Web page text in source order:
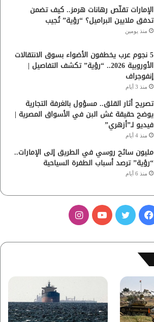
الإمارات تقلّص رهانات هرمز.. كيف تضمن
تدفق ملايين البراميل؟ “رؤية” تُجيب
منذ يومين
5 نجوم عرب يخطفون الأضواء بسوق الانتقالات
الأوروبية 2026.. “رؤية” تكشف التفاصيل |
إنفوجراف
منذ 3 أيام
تصريح أثار القلق.. مسؤول بالغرفة التجارية
يوضح حقيقة غش البن في الأسواق المصرية |
فيديو لـ”أزهري”
منذ 4 أيام
مليون سائح روسي في الطريق إلى الإمارات..
“رؤية” ترصد أسباب الطفرة السياحية
منذ 6 أيام
س
ب
و
ك
ر
ي
و
ب
ت
ق
ر